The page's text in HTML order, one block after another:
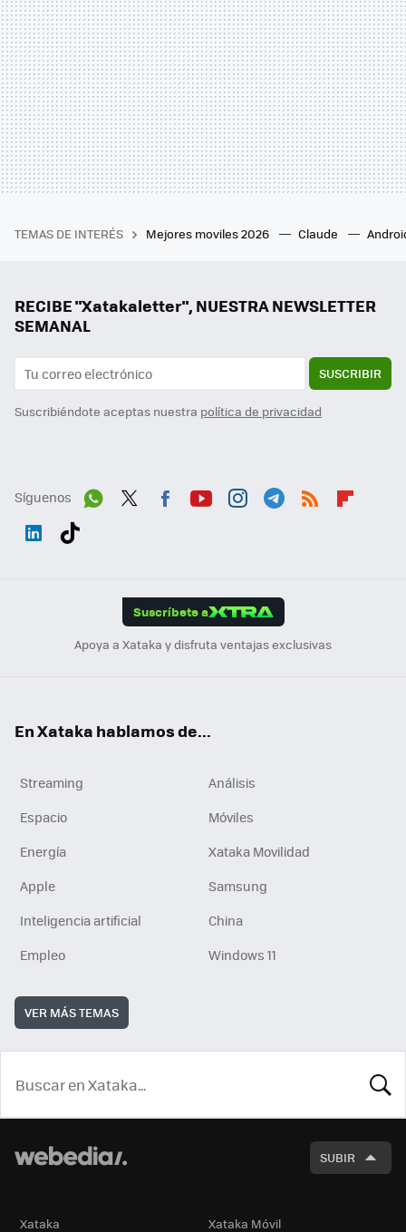
TEMAS DE INTERÉS Mejores moviles 2026 Claude
RECIBE "Xatakaletter", NUESTRA NEWSLETTER
SEMANAL
SUSCRIBIR
Suscribiéndote aceptas nuestra política de privacidad
Síguenos
Suscríbete a
Apoya a Xataka y disfruta ventajas exclusivas
En Xataka hablamos de...
Streaming
Análisis
Espacio
Móviles
Energía
Xataka Movilidad
Apple
Samsung
Inteligencia artificial
China
Empleo
Windows 11
VER MÁS TEMAS
SUBIR
Xataka Xataka Móvil